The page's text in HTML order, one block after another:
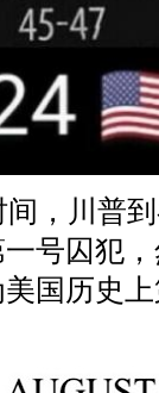
间，川普
号囚犯
国历史